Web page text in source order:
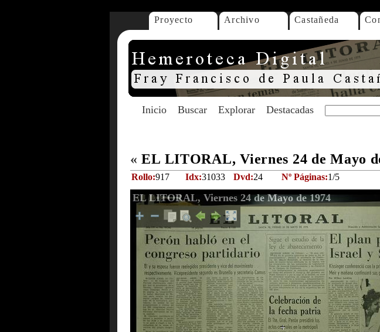
Proyecto Archivo Castañeda
Inicio Buscar Explorar Destacadas
« EL LITORAL, Viernes 24 de Mayo
Rollo:917 Idx:31033 Dvd:24 Nº Páginas:1/5
EL LITORAL, Viernes 24 de Mayo de 1974